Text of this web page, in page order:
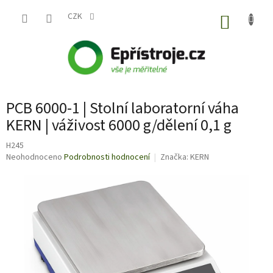
CZK
PCB 6000-1 | Stolní laboratorní váha
KERN | váživost 6000 g/dělení 0,1 g
H245
Průměrné
hvězdiček.
Neohodnoceno Podrobnosti hodnocení Značka: KERN